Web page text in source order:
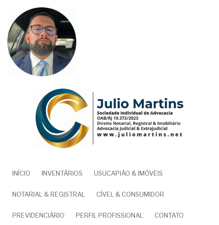
para
conteúdo
principal
NAVEGAÇÃO
PRINCIPAL
INÍCIO INVENTÁRIOS USUCAPIÃO & IMÓVEIS
NOTARIAL & REGISTRAL CÍVEL & CONSUMIDOR
PREVIDENCIÁRIO PERFIL PROFISSIONAL CONTATO